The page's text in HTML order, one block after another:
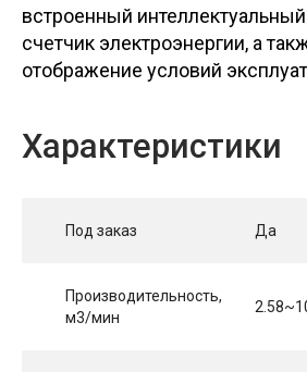
встроенный
счетчик электроэнергии, а
отображение условий
Характеристики
Под заказ Да
Производительность,
м3/мин